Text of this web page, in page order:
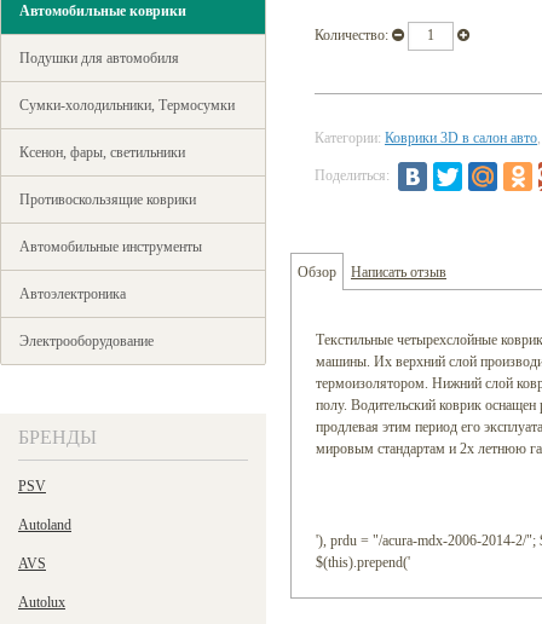
Автомобильные коврики
Подушки для автомобиля
Сумки-холодильники, Термосумки
Ксенон, фары, светильники
Противоскользящие коврики
Автомобильные инструменты
Автоэлектроника
Электрооборудование
БРЕНДЫ
PSV
Autoland
AVS
Autolux
Количество:
Категории: Коврики 3D в салон авто
Поделиться:
Обзор Написать отзыв
Текстильные четырехслойные
машины. Их верхний слой
термоизолятором. Нижний слой
полу. Водительский коврик
продлевая этим период его
мировым стандартам и 2х летнюю
'), prdu = "/acura-mdx-2006-2014-2/
$(this).prepend('